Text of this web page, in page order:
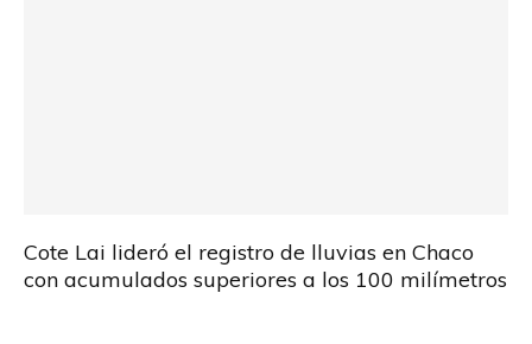
Cote Lai lideró el registro de lluvias en Chaco
con acumulados superiores a los 100 milímetros